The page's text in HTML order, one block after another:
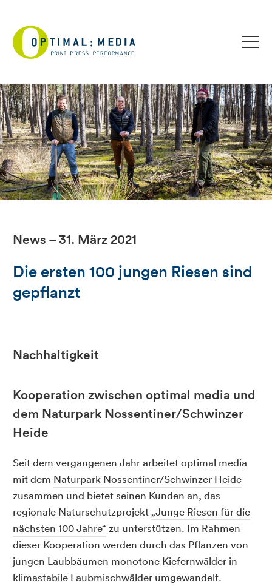
News – 31. März 2021
Die ersten 100 jungen Riesen sind
gepflanzt
Nachhaltigkeit
Kooperation zwischen optimal media und
dem Naturpark Nossentiner/Schwinzer
Heide
Seit dem vergangenen Jahr arbeitet optimal media
mit dem Naturpark Nossentiner/Schwinzer Heide
zusammen und bietet seinen Kunden an, das
regionale Naturschutzprojekt„Junge Riesen für die
nächsten 100 Jahre“ zu unterstützen. Im Rahmen
dieser Kooperation werden durch das Pflanzen von
jungen Laubbäumen monotone Kiefernwälder in
klimastabile Laubmischwälder umgewandelt.